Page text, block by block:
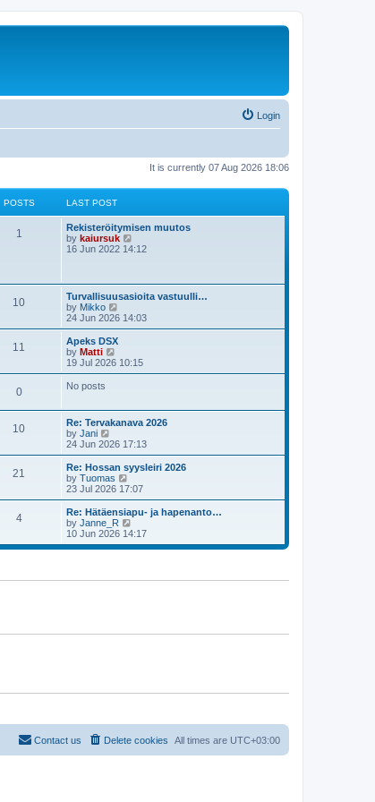
Login
It is currently 07 Aug 2026 18:06
POSTS LAST POST
1
Rekisteröitymisen muutos
by kaiursuk
i
h
e
a
t
t
p
t
16 Jun 2022 14:12
10
Turvallisuusasioita vastuulli…
by Mikko
i
e
h
e
s
p
o
s
t
24 Jun 2026 14:03
11
Apeks DSX
by Matti
i
e
e
l
t
e
s
p
o
s
t
19 Jul 2026 10:15
0 No posts
10
Re: Tervakanava 2026
by Jani
i
e
w
t
h
a
t
e
s
o
24 Jun 2026 17:13
21
Re: Hossan syysleiri 2026
by Tuomas
i
e
w
t
h
l
e
s
23 Jul 2026 17:07
4
Re: Hätäensiapu- ja hapenanto…
by Janne_R
i
e
t
10 Jun 2026 14:17
All times are UTC+03:00
Delete cookies
Contact us